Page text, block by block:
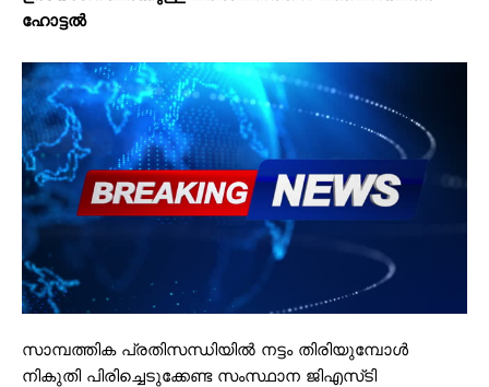
ഹോട്ടൽ
സാമ്പത്തിക പ്രതിസന്ധിയിൽ നട്ടം തിരിയുമ്പോൾ
നികുതി പിരിച്ചെടുക്കേണ്ട സംസ്ഥാന ജിഎസ്‌ടി